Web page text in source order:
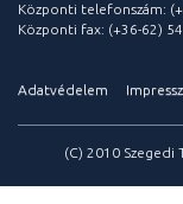
Központi telefonszám:
Központi fax: (+36-62)
Adatvédelem
(C) 2010